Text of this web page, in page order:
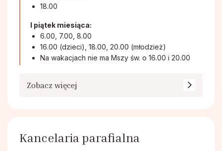
18.00
I piątek miesiąca:
6.00, 7.00, 8.00
16.00 (dzieci), 18.00, 20.00 (młodzież)
Na wakacjach nie ma Mszy św. o 16.00 i 20.00
Zobacz więcej
Kancelaria parafialna